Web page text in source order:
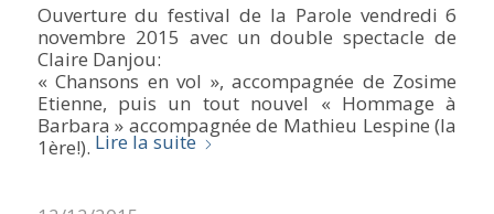
Ouverture du festival de la Parole vendredi 6
novembre 2015 avec un double spectacle de
Claire Danjou:
« Chansons en vol », accompagnée de Zosime
Etienne, puis un tout nouvel « Hommage à
Barbara » accompagnée de Mathieu Lespine (la
1ère!). Lire la suite